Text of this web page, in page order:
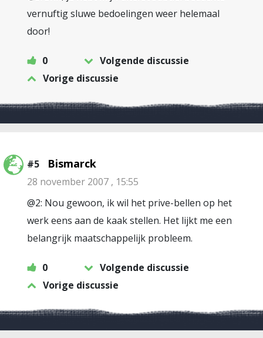
vernuftig sluwe bedoelingen weer helemaal
door!
0
Volgende discussie
Vorige discussie
#5 Bismarck
28 november 2007 , 15:55
@2: Nou gewoon, ik wil het prive-bellen op het
werk eens aan de kaak stellen. Het lijkt me een
belangrijk maatschappelijk probleem.
0
Volgende discussie
Vorige discussie